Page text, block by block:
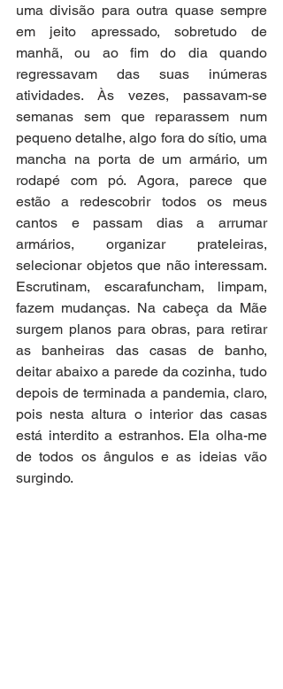
uma divisão para outra quase sempre
em jeito apressado, sobretudo de
manhã, ou ao fim do dia quando
regressavam das suas inúmeras
atividades. Às vezes, passavam-se
semanas sem que reparassem num
pequeno detalhe, algo fora do sítio, uma
mancha na porta de um armário, um
rodapé com pó. Agora, parece que
estão a redescobrir todos os meus
cantos e passam dias a arrumar
armários, organizar prateleiras,
selecionar objetos que não interessam.
Escrutinam, escarafuncham, limpam,
fazem mudanças. Na cabeça da Mãe
surgem planos para obras, para retirar
as banheiras das casas de banho,
deitar abaixo a parede da cozinha, tudo
depois de terminada a pandemia, claro,
pois nesta altura o interior das casas
está interdito a estranhos. Ela olha-me
de todos os ângulos e as ideias vão
surgindo.